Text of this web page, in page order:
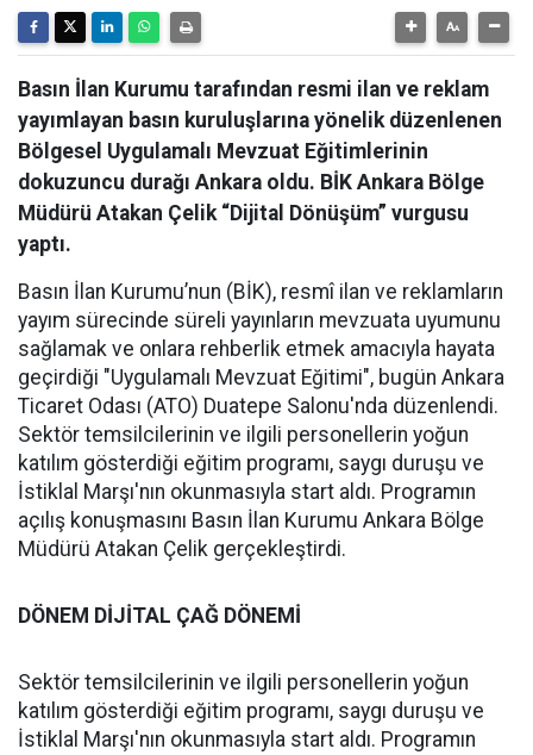
Basın İlan Kurumu tarafından resmi ilan ve reklam
yayımlayan basın kuruluşlarına yönelik düzenlenen
Bölgesel Uygulamalı Mevzuat Eğitimlerinin
dokuzuncu durağı Ankara oldu. BİK Ankara Bölge
Müdürü Atakan Çelik “Dijital Dönüşüm” vurgusu
yaptı.
Basın İlan Kurumu’nun (BİK), resmî ilan ve reklamların
yayım sürecinde süreli yayınların mevzuata uyumunu
sağlamak ve onlara rehberlik etmek amacıyla hayata
geçirdiği "Uygulamalı Mevzuat Eğitimi", bugün Ankara
Ticaret Odası (ATO) Duatepe Salonu'nda düzenlendi.
Sektör temsilcilerinin ve ilgili personellerin yoğun
katılım gösterdiği eğitim programı, saygı duruşu ve
İstiklal Marşı'nın okunmasıyla start aldı. Programın
açılış konuşmasını Basın İlan Kurumu Ankara Bölge
Müdürü Atakan Çelik gerçekleştirdi.
DÖNEM DİJİTAL ÇAĞ DÖNEMİ
Sektör temsilcilerinin ve ilgili personellerin yoğun
katılım gösterdiği eğitim programı, saygı duruşu ve
İstiklal Marşı'nın okunmasıyla start aldı. Programın